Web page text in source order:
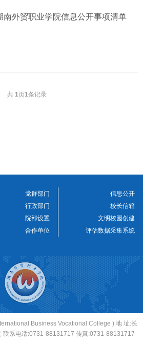
南外贸职业学院信息公开事项清单
共 1页1条记录
党群部门
行政部门
院部设置
合作单位
信息公开
校长信箱
文明校园创建
评估数据采集系统
Business Vocational College ) 地 址:长
联系电话:0731-88131717 传真:0731-88131717